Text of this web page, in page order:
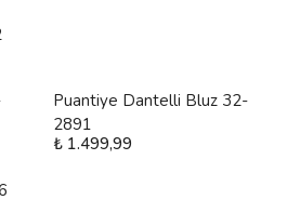
Puantiye Dantelli Bluz 32-
2891
₺ 1.499,99